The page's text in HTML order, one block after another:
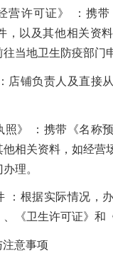
营许可证》 ：携
，以及其他相关资
当地卫生防疫部门
店铺负责人及直接
照》 ：携带《名称
相关资料，如经营
理。
：根据实际情况，
、《卫生许可证》和
意事项